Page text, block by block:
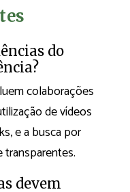
do
colaborações
de vídeos
e a busca por
devem